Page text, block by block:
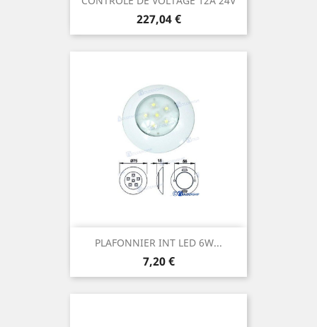
Prix
227,04 €
PLAFONNIER INT LED 6W...
Prix
7,20 €